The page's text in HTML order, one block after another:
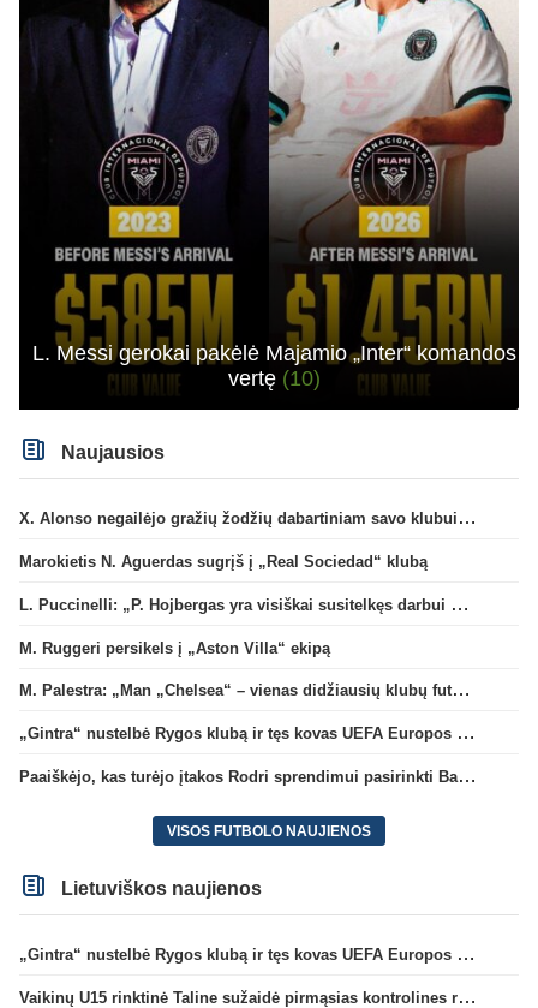
L. Messi gerokai pakėlė Majamio „Inter“ komandos
vertę (10)
Naujausios
X. Alonso negailėjo gražių žodžių dabartiniam savo klubui „Chelsea“
Marokietis N. Aguerdas sugrįš į „Real Sociedad“ klubą
L. Puccinelli: „P. Hojbergas yra visiškai susitelkęs darbui Marselyje“
M. Ruggeri persikels į „Aston Villa“ ekipą
M. Palestra: „Man „Chelsea“ – vienas didžiausių klubų futbole“
„Gintra“ nustelbė Rygos klubą ir tęs kovas UEFA Europos taurės atrankoje
Paaiškėjo, kas turėjo įtakos Rodri sprendimui pasirinkti Barselonos pusę
VISOS FUTBOLO NAUJIENOS
Lietuviškos naujienos
„Gintra“ nustelbė Rygos klubą ir tęs kovas UEFA Europos taurės atrankoje
Vaikinų U15 rinktinė Taline sužaidė pirmąsias kontrolines rungtynes